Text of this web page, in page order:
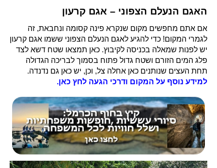
האגם הנעלם הצפוני – אגם קרעון
אם אתם מחפשים מקום שנקרא פינה קסומה ונחבאת, זה
לגמרי המקום! כדי להגיע לאגם הנעלם הצפוני ששמו אגם קרעון
יש לפנות שמאלה בכניסה לקיבוץ. כאן תמצאו שטח דשא לצד
פלג המים הזורם ושטח גדול פתוח בסמוך לבריכה הגדולה
תחת העצים שנותנים כאן אחלה צל, וכן, יש כאן גם נדנדה.
למידע נוסף על המקום ודרכי הגעה לחץ כאן.